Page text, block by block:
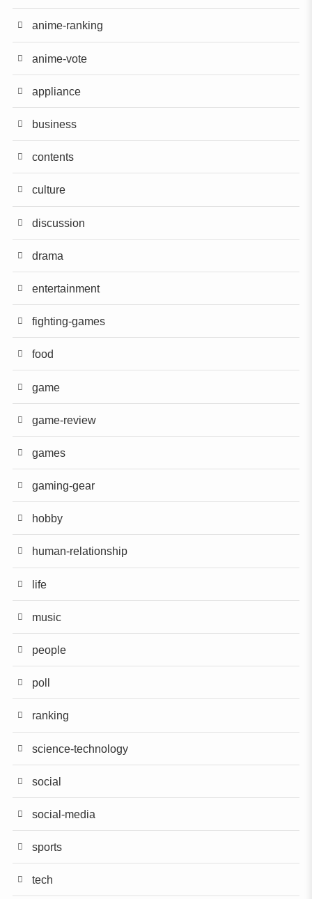
anime-ranking
anime-vote
appliance
business
contents
culture
discussion
drama
entertainment
fighting-games
food
game
game-review
games
gaming-gear
hobby
human-relationship
life
music
people
poll
ranking
science-technology
social
social-media
sports
tech